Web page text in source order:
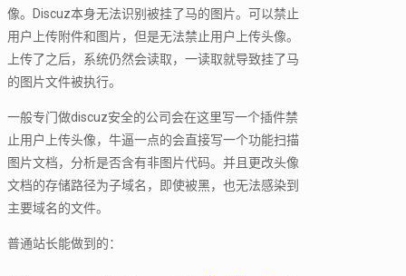
像。Discuz本身无法识别被挂了马的图片。可以禁止
用户上传附件和图片，但是无法禁止用户上传头像。
上传了之后，系统仍然会读取，一读取就导致挂了马
的图片文件被执行。
一般专门做discuz安全的公司会在这里写一个插件禁
止用户上传头像，牛逼一点的会直接写一个功能扫描
图片文档，分析是否含有非图片代码。并且更改头像
文档的存储路径为子域名，即使被黑，也无法感染到
主要域名的文件。
普通站长能做到的：